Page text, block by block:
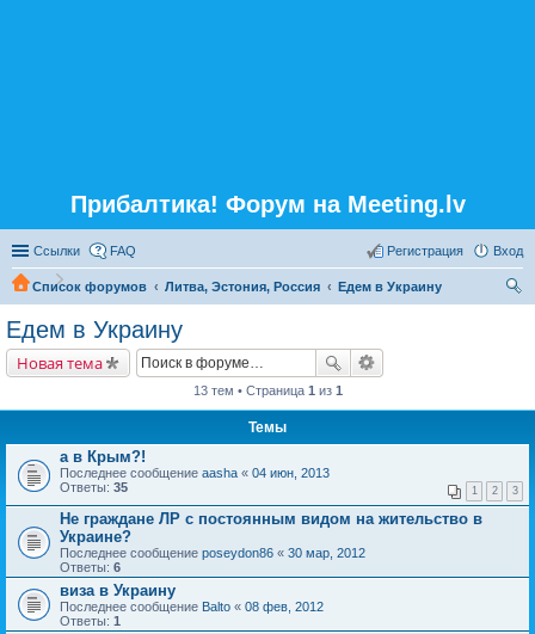
Прибалтика! Форум на Meeting.lv
Ссылки FAQ Вход
Регистрация
Список форумов Литва, Эстония, Россия
Едем в Украину
Едем в Украину
Новая тема
13 тем • Страница 1 из 1
Темы
а в Крым?!
Последнее сообщение aasha « 04 июн, 2013
Ответы: 35 1 2 3
Не граждане ЛР с постоянным видом на жительство в
Украине?
Последнее сообщение poseydon86 « 30 мар, 2012
Ответы: 6
виза в Украину
Последнее сообщение Balto « 08 фев, 2012
Ответы: 1